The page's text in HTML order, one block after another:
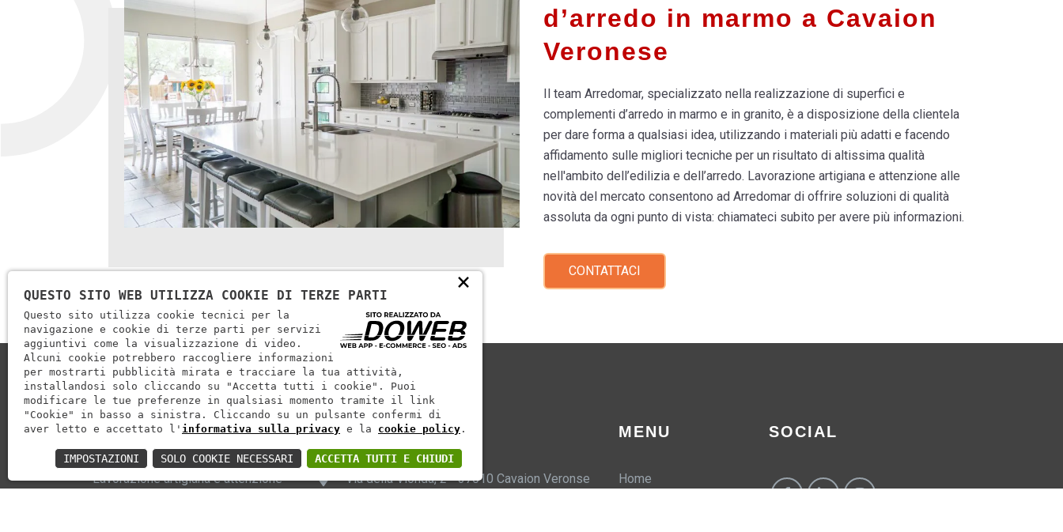
d’arredo in marmo a Cavaion
Veronese
Il team Arredomar, specializzato nella realizzazione di superfici e
complementi d’arredo in marmo e in granito, è a disposizione della clientela
per dare forma a qualsiasi idea, utilizzando i materiali più adatti e facendo
affidamento sulle migliori tecniche per un risultato di altissima qualità
nell'ambito dell’edilizia e dell’arredo. Lavorazione artigiana e attenzione alle
novità del mercato consentono ad Arredomar di offrire soluzioni di qualità
assoluta da ogni punto di vista: chiamateci subito per avere più informazioni.
CONTATTACI
ARREDOMAR
Lavorazione artigiana e attenzione
CONTATTI
Via della Vionda, 2 - 37010 Cavaion Veronse
MENU
Home
SOCIAL
×
QUESTO SITO WEB UTILIZZA COOKIE DI TERZE PARTI
Questo sito utilizza cookie tecnici per la
navigazione e cookie di terze parti per servizi
aggiuntivi come la visualizzazione di video.
Alcuni cookie potrebbero raccogliere informazioni
per mostrarti pubblicità mirata e tracciare la tua attività,
installandosi solo cliccando su "Accetta tutti i cookie". Puoi
modificare le tue preferenze in qualsiasi momento tramite il link
"Cookie" in basso a sinistra. Cliccando su un pulsante confermi di
aver letto e accettato l' informativa sulla privacy e la cookie policy .
ACCETTA TUTTI E CHIUDI
SOLO COOKIE NECESSARI
IMPOSTAZIONI